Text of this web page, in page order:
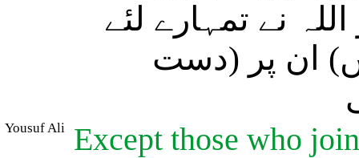
نے تمہارے لئے
ان پر (دست
Yousuf Ali
Except those who